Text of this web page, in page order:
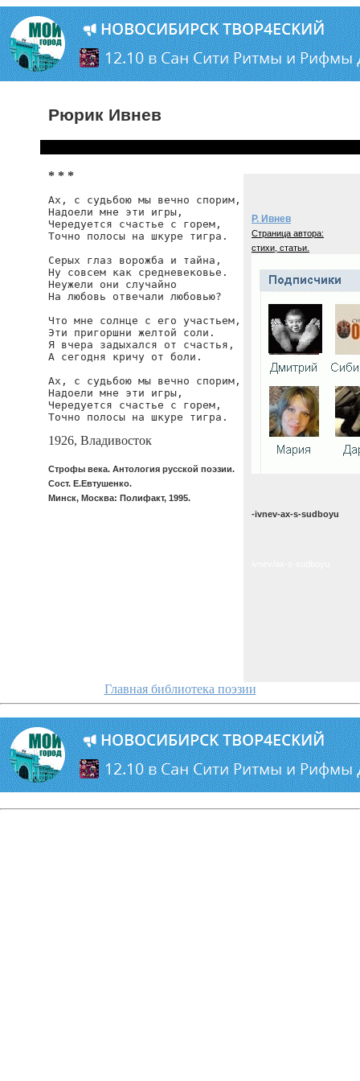
Рюрик Ивнев
* * *
Ах, с судьбою мы вечно спорим,
Надоели мне эти игры,
Чередуется счастье с горем,
Точно полосы на шкуре тигра.
Серых глаз ворожба и тайна,
Ну совсем как средневековье.
Неужели они случайно
На любовь отвечали любовью?
Что мне солнце с его участьем,
Эти пригоршни желтой соли.
Я вчера задыхался от счастья,
А сегодня кричу от боли.
Ах, с судьбою мы вечно спорим,
Надоели мне эти игры,
Чередуется счастье с горем,
Точно полосы на шкуре тигра.
1926, Владивосток
Строфы века. Антология русской поэзии.
Сост. Е.Евтушенко.
Минск, Москва: Полифакт, 1995.
Р. Ивнев
Страница автора:
стихи, статьи.
-ivnev-ax-s-sudboyu
Главная библиотека поэзии